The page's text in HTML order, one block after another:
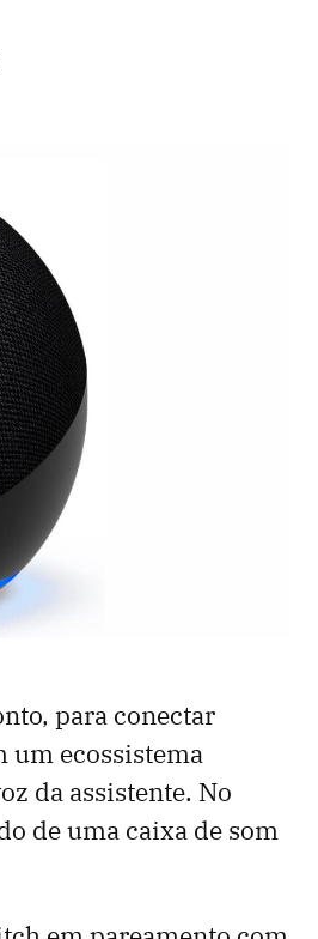
para conectar
um ecossistema
da assistente. No
de uma caixa de som